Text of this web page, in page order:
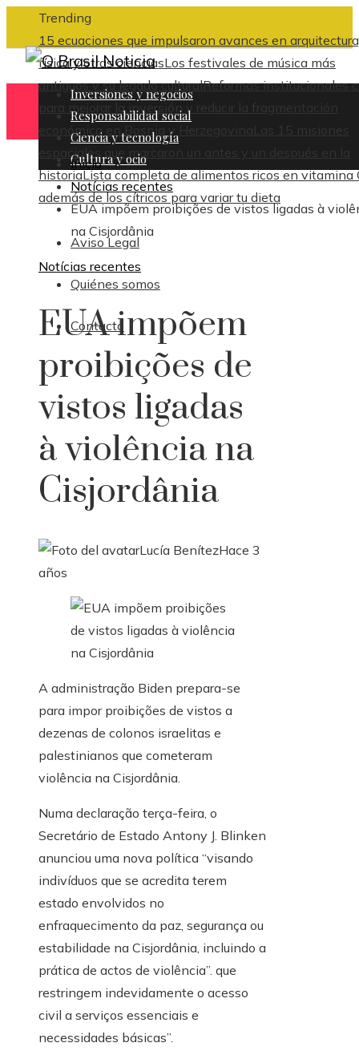
Trending
15 ecuaciones que impulsaron avances en
física y otras cienciasLos festivales de música más
antiguos y su legado culturalReformas institucionales
para mejorar la inversión y reducir la fragmentación
económica en Bosnia y Herzegovina
Las 15 misiones
espaciales que marcaron un antes y un después en la
historiaLista completa de alimentos ricos en vitamina
además de los cítricos para variar tu dieta
Aviso Legal
Quiénes somos
Contacto
Inversiones y negocios
Responsabilidad social
Ciencia y tecnología
Cultura y ocio
Inicio
Notícias recentes
EUA impõem proibições de vistos ligadas à
na Cisjordânia
Notícias recentes
EUA impõem
proibições de
vistos ligadas
à violência na
Cisjordânia
Lucía BenítezHace 3
años
A administração Biden prepara-se
para impor proibições de vistos a
dezenas de colonos israelitas e
palestinianos que cometeram
violência na Cisjordânia.
Numa declaração terça-feira, o
Secretário de Estado Antony J. Blinken
anunciou uma nova política “visando
indivíduos que se acredita terem
estado envolvidos no
enfraquecimento da paz, segurança ou
estabilidade na Cisjordânia, incluindo a
prática de actos de violência”. que
restringem indevidamente o acesso
civil a serviços essenciais e
necessidades básicas”.